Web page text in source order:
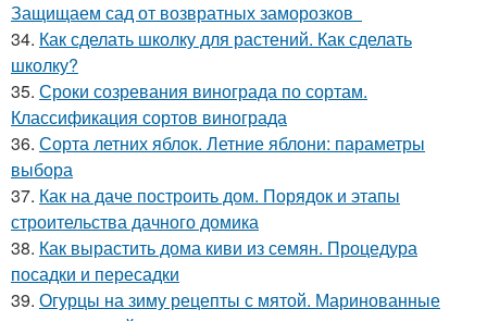
Защищаем сад от возвратных заморозков
34. Как сделать школку для растений. Как сделать
школку?
35. Сроки созревания винограда по сортам.
Классификация сортов винограда
36. Сорта летних яблок. Летние яблони: параметры
выбора
37. Как на даче построить дом. Порядок и этапы
строительства дачного домика
38. Как вырастить дома киви из семян. Процедура
посадки и пересадки
39. Огурцы на зиму рецепты с мятой. Маринованные